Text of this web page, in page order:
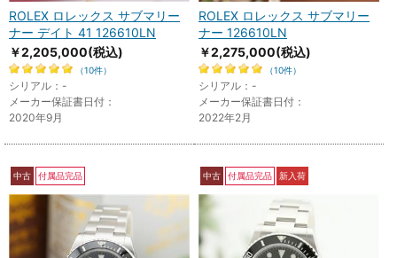
ROLEX ロレックス サブマリー
ナー デイト 41 126610LN
￥2,205,000(税込)
（10件）
シリアル：-
メーカー保証書日付：
2020年9月
ROLEX ロレックス サブマリー
ナー 126610LN
￥2,275,000(税込)
（10件）
シリアル：-
メーカー保証書日付：
2022年2月
中古 付属品完品 中古 付属品完品 新入荷